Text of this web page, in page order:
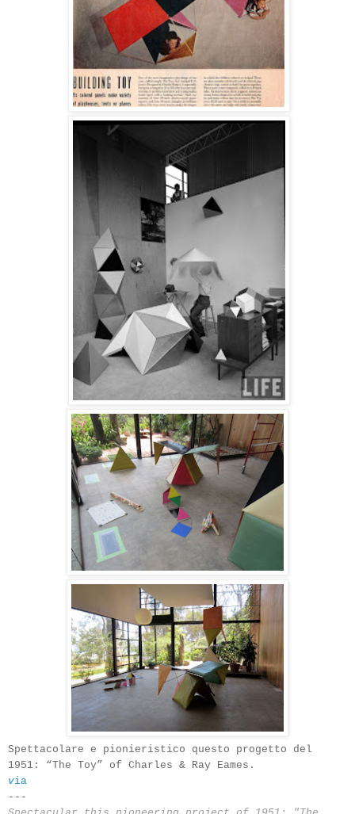
Spettacolare e pionieristico questo progetto del
1951: “The Toy” of Charles & Ray Eames.
via
---